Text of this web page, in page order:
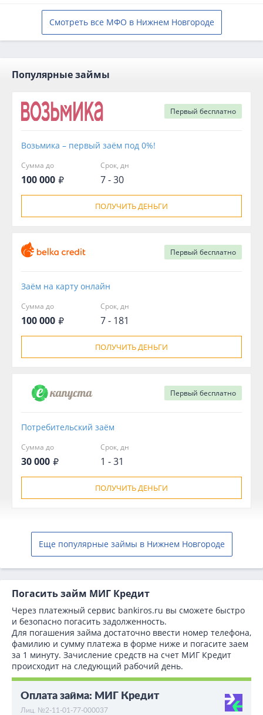
Смотреть все МФО в Нижнем Новгороде
Популярные займы
Первый бесплатно
Возьмика – первый заём под 0%!
Сумма до
100 000
Срок, дн
7 - 30
ПОЛУЧИТЬ ДЕНЬГИ
Первый бесплатно
Заём на карту онлайн
Сумма до
100 000
Срок, дн
7 - 181
ПОЛУЧИТЬ ДЕНЬГИ
Первый бесплатно
Потребительский заём
Сумма до
30 000
Срок, дн
1 - 31
ПОЛУЧИТЬ ДЕНЬГИ
Еще популярные займы в Нижнем Новгороде
Погасить займ МИГ Кредит
Через платежный сервис bаnkiros.ru вы сможете быстро
и безопасно погасить задолженность.
Для погашения займа достаточно ввести номер телефона,
фамилию и сумму платежа в форме ниже и погасите заем
за 1 минуту. Зачисление средств на счет МИГ Кредит
происходит на следующий рабочий день.